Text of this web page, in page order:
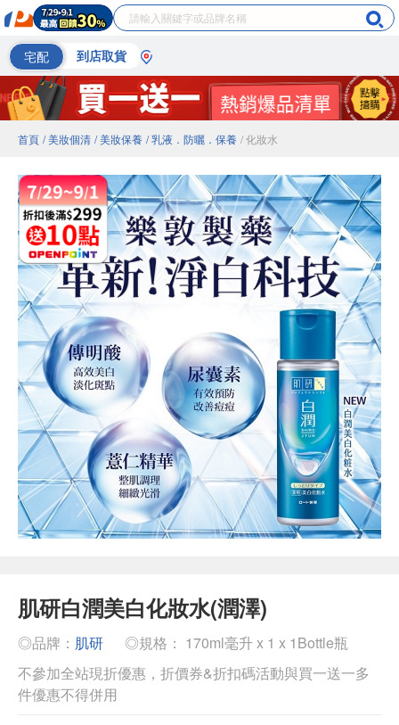
宅配 到店取貨
首頁 / 美妝個清 / 美妝保養 / 乳液．防曬．保養 / 化妝水
肌研白潤美白化妝水(潤澤)
◎品牌： 肌研
◎規格： 170ml毫升 x 1 x 1Bottle瓶
不參加全站現折優惠，折價券&折扣碼活動與買一送一多
件優惠不得併用